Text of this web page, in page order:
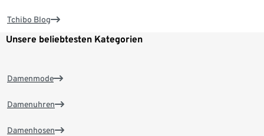
Tchibo Blog
Unsere beliebtesten Kategorien
Damenmode
Damenuhren
Damenhosen